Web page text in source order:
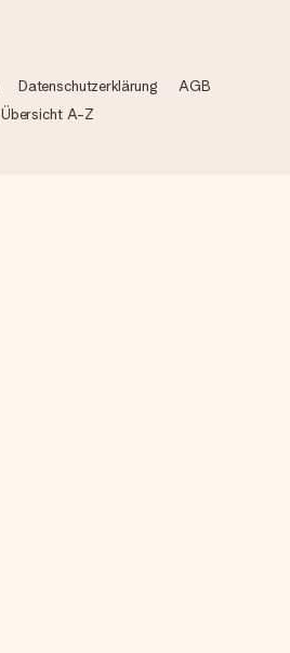
Datenschutzerklärung
AGB
Übersicht A-Z